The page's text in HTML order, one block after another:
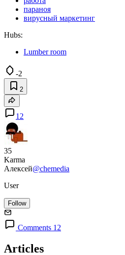
параноя
вирусный маркетинг
Hubs:
Lumber room
-2
2
12
35
Karma
Алексей@chemedia
User
Follow
Comments 12
Articles